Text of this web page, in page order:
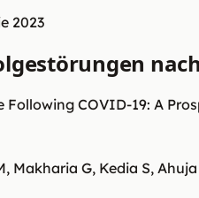
2023
COVID-19: A
Makharia G, Kedia S,